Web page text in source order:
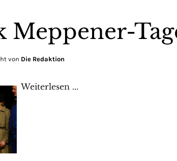
Meppener-
von Die Redaktion
Weiterlesen ...